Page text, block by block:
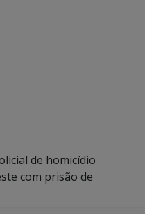
de homicídio
com prisão de